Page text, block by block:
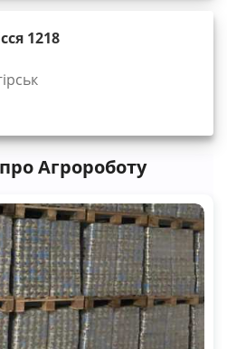
1218
Агророботу